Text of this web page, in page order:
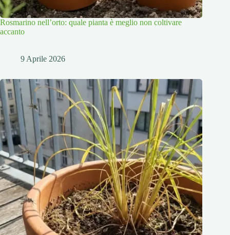
Rosmarino nell’orto: quale pianta è meglio non coltivare
accanto
9 Aprile 2026